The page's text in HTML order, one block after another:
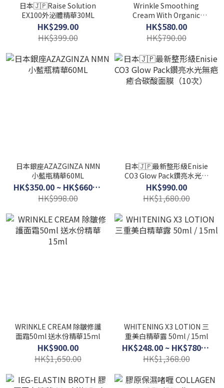
日本🇯🇵Raise Solution
EX100外泌體精華30ML
HK$299.00
HK$399.00
Wrinkle Smoothing
Cream With Organic
Marine Samphire 青春再生
面霜 50ml
HK$580.00
HK$790.00
日本銀座AZAZGINZA NMN
小藍瓶精華60ML
HK$350.00 ~ HK$660.00
HK$998.00
日本🇯🇵最新整形級Enisie
CO3 Glow Pack鑽亮水光無
疤癒合碳酸面膜（10次）
HK$990.00
HK$1,680.00
WRINKLE CREAM 除皺修護
面霜50ml 送水份精華15ml
HK$900.00
HK$1,650.00
WHITENING X3 LOTION 三
重美白精華露 50ml / 15ml
HK$248.00 ~ HK$780.00
HK$1,368.00